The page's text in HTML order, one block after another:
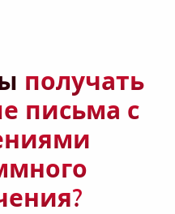
получать
письма с